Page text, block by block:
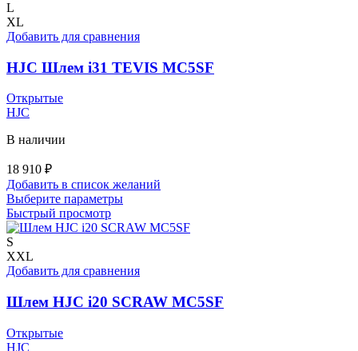
можно
на
странице
L
XL
Добавить для сравнения
HJC Шлем i31 TEVIS MC5SF
Открытые
HJC
В наличии
18 910 ₽
Добавить в список желаний
Выберите параметрыЭтот
имеет
Опции
выбрать
на
Быстрый просмотр
S
XXL
Добавить для сравнения
Шлем HJC i20 SCRAW MC5SF
Открытые
HJC